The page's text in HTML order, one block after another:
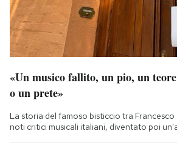
«Un musico fallito, un pio, un
o un prete»
La storia del famoso bisticcio tra Francesco
noti critici musicali italiani, diventato poi